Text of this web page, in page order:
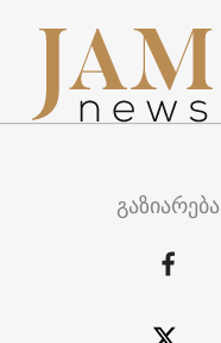
გაზიარება